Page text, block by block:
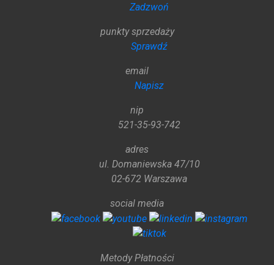
Zadzwoń
punkty sprzedaży
Sprawdź
email
Napisz
nip
521-35-93-742
adres
ul. Domaniewska 47/10
02-672 Warszawa
social media
Metody Płatności